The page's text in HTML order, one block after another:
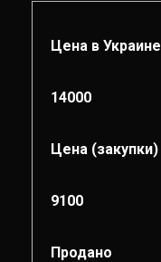
Цена в Украине
14000
Цена (закупки)
9100
Продано